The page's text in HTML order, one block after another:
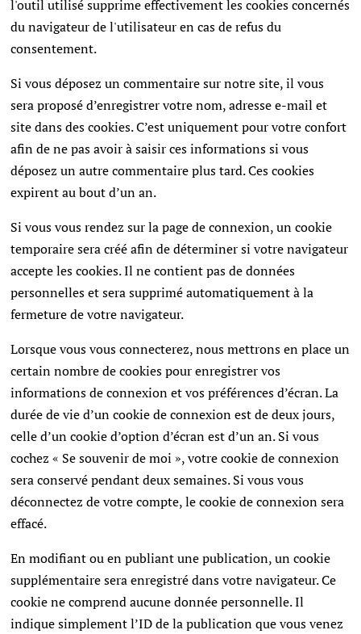
l'outil utilisé supprime effectivement les cookies concernés
du navigateur de l'utilisateur en cas de refus du
consentement.
Si vous déposez un commentaire sur notre site, il vous
sera proposé d’enregistrer votre nom, adresse e-mail et
site dans des cookies. C’est uniquement pour votre confort
afin de ne pas avoir à saisir ces informations si vous
déposez un autre commentaire plus tard. Ces cookies
expirent au bout d’un an.
Si vous vous rendez sur la page de connexion, un cookie
temporaire sera créé afin de déterminer si votre navigateur
accepte les cookies. Il ne contient pas de données
personnelles et sera supprimé automatiquement à la
fermeture de votre navigateur.
Lorsque vous vous connecterez, nous mettrons en place un
certain nombre de cookies pour enregistrer vos
informations de connexion et vos préférences d’écran. La
durée de vie d’un cookie de connexion est de deux jours,
celle d’un cookie d’option d’écran est d’un an. Si vous
cochez « Se souvenir de moi », votre cookie de connexion
sera conservé pendant deux semaines. Si vous vous
déconnectez de votre compte, le cookie de connexion sera
effacé.
En modifiant ou en publiant une publication, un cookie
supplémentaire sera enregistré dans votre navigateur. Ce
cookie ne comprend aucune donnée personnelle. Il
indique simplement l’ID de la publication que vous venez